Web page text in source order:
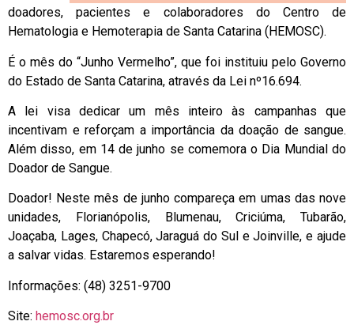
doadores, pacientes e colaboradores do Centro de
Hematologia e Hemoterapia de Santa Catarina (HEMOSC).
É o mês do “Junho Vermelho”, que foi instituiu pelo Governo
do Estado de Santa Catarina, através da Lei nº16.694.
A lei visa dedicar um mês inteiro às campanhas que
incentivam e reforçam a importância da doação de sangue.
Além disso, em 14 de junho se comemora o Dia Mundial do
Doador de Sangue.
Doador! Neste mês de junho compareça em umas das nove
unidades, Florianópolis, Blumenau, Criciúma, Tubarão,
Joaçaba, Lages, Chapecó, Jaraguá do Sul e Joinville, e ajude
a salvar vidas. Estaremos esperando!
Informações: (48) 3251-9700
Site: hemosc.org.br